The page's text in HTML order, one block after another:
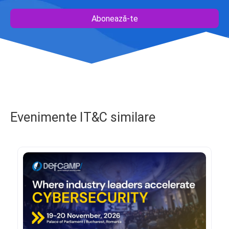
Abonează-te
Evenimente IT&C similare